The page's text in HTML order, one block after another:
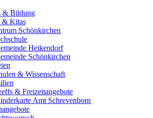
& Bildung
& Kitas
Schönkirchen
Heikendorf
Schönkirchen
& Wissenschaft
& Freizeitangebote
Amt Schrevenborn